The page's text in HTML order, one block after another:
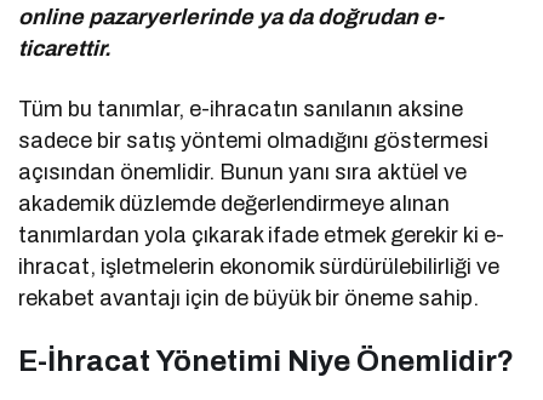
online pazaryerlerinde ya da doğrudan e-
ticarettir.
Tüm bu tanımlar, e-ihracatın sanılanın aksine
sadece bir satış yöntemi olmadığını göstermesi
açısından önemlidir. Bunun yanı sıra aktüel ve
akademik düzlemde değerlendirmeye alınan
tanımlardan yola çıkarak ifade etmek gerekir ki e-
ihracat, işletmelerin ekonomik sürdürülebilirliği ve
rekabet avantajı için de büyük bir öneme sahip.
E-İhracat Yönetimi Niye Önemlidir?